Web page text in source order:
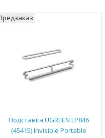
Подставка UGREEN LP846
(45415) Invisible Portable